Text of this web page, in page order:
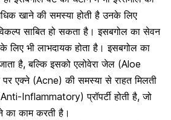
खाने की समस्या होती है उनके लिए
साबित हो सकता है। इसबगोल का सेवन
लिए भी लाभदायक होता है। इसबगोल का
है, बल्कि इसको एलोवेरा जेल (Aloe
एक्ने (Acne) की समस्या से राहत मिलती
Inflammatory) प्रॉपर्टी होती है, जो
का काम करती है।